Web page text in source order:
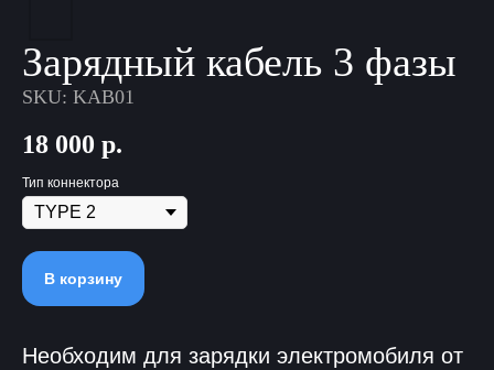
Зарядный кабель 3 фазы
SKU: KAB01
18 000 р.
Тип коннектора
В корзину
Необходим для зарядки электромобиля от